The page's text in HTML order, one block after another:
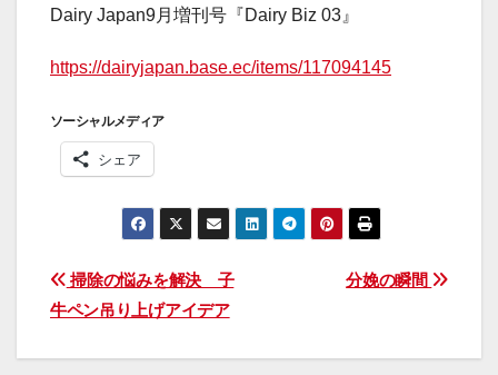
Dairy Japan9月増刊号『Dairy Biz 03』
https://dairyjapan.base.ec/items/117094145
ソーシャルメディア
シェア
投
稿
分娩の瞬間
掃除の悩みを解決 子
牛ペン吊り上げアイデア